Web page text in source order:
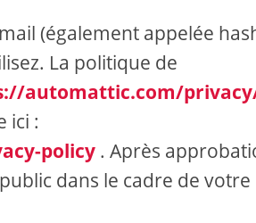
(également appelée
La politique de
automattic.com/
ici :
policy . Après
dans le cadre de votre